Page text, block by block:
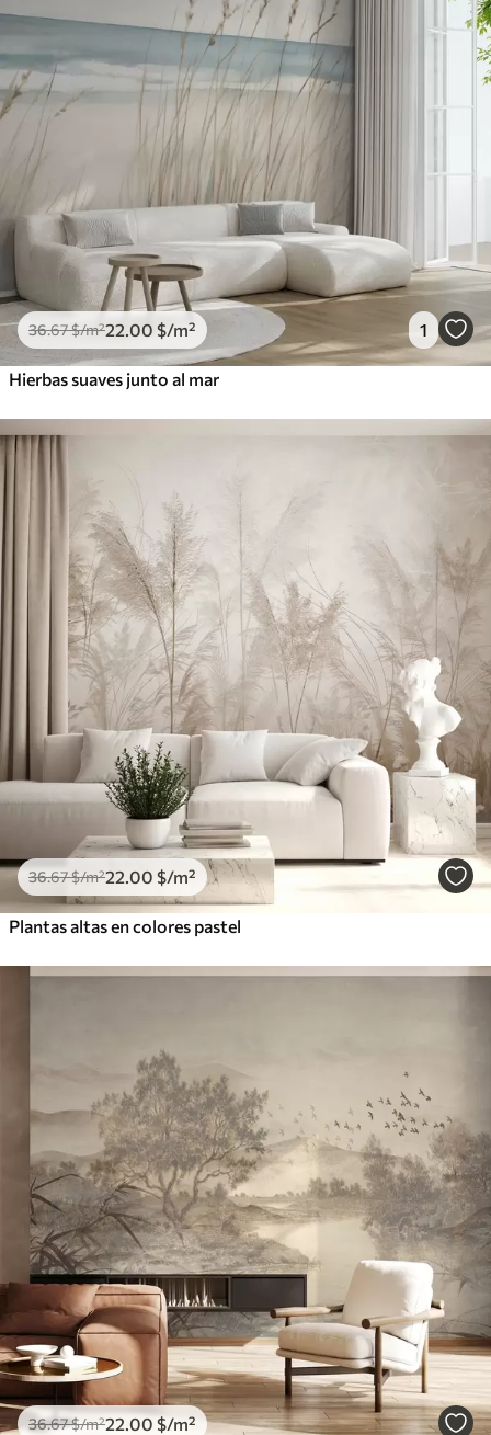
36.67$/m²22 .00 $/m² 1
Hierbas suaves junto al mar
36.67$/m²22 .00 $/m²
Plantas altas en colores pastel
36.67$/m²22 .00 $/m²